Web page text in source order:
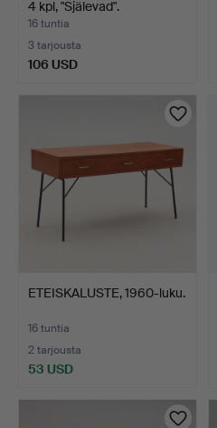
4 kpl, "Själevad".
16 tuntia
3 tarjousta
106 USD
ETEISKALUSTE, 1960-luku.
16 tuntia
2 tarjousta
53 USD